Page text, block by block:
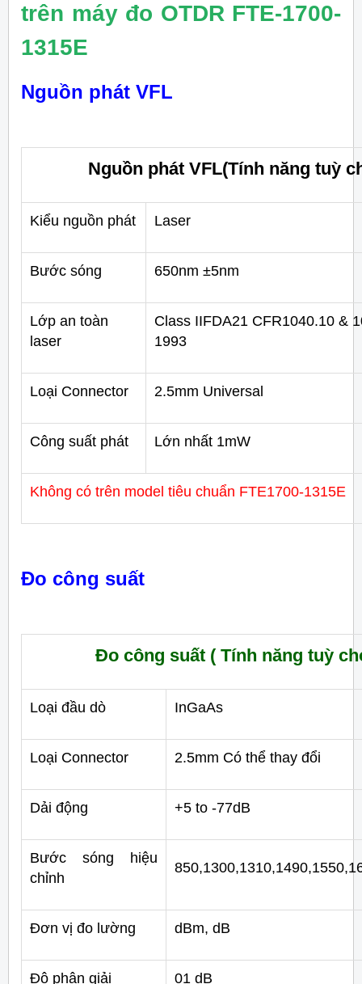
trên máy đo OTDR FTE-1700-
1315E
Nguồn phát VFL
Nguồn phát VFL(Tính năng tuỳ
Kiểu nguồn phát Laser
Bước sóng 650nm ±5nm
Lớp an toàn
laser
Class IIFDA21 CFR1040.10 &
1993
Loại Connector 2.5mm Universal
Công suất phát Lớn nhất 1mW
Không có trên model tiêu chuẩn FTE1700-1315E
Đo công suất
Đo công suất ( Tính năng tuỳ
Loại đầu dò InGaAs
Loại Connector 2.5mm Có thể thay đổi
Dải động +5 to -77dB
Bước sóng hiệu
chỉnh
Đơn vị đo lường dBm, dB
Độ phân giải 01 dB